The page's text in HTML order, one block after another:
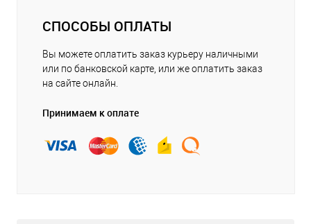
СПОСОБЫ ОПЛАТЫ
Вы можете оплатить заказ курьеру наличными
или по банковской карте, или же оплатить заказ
на сайте онлайн.
Принимаем к оплате